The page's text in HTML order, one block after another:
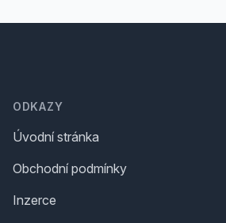
ODKAZY
Úvodní stránka
Obchodní podmínky
Inzerce